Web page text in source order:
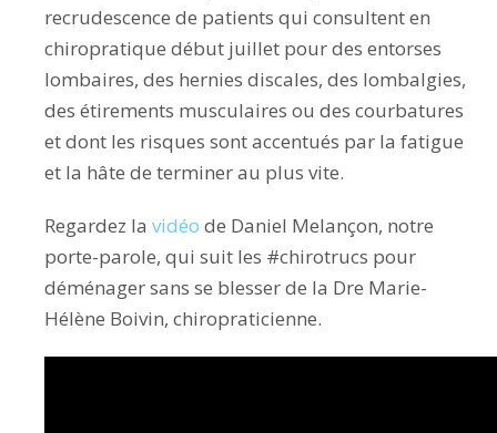
recrudescence de patients qui consultent en
chiropratique début juillet pour des entorses
lombaires, des hernies discales, des lombalgies,
des étirements musculaires ou des courbatures
et dont les risques sont accentués par la fatigue
et la hâte de terminer au plus vite.
Regardez la vidéo de Daniel Melançon, notre
porte-parole, qui suit les #chirotrucs pour
déménager sans se blesser de la Dre Marie-
Hélène Boivin, chiropraticienne.